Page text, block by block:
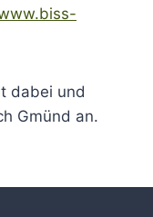
dabei und
Gmünd an.